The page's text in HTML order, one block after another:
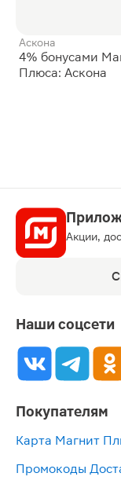
Аскона
4% бонусами
Плюса: Аскона
Акции,
Наши соцсети
Покупателям
Карта Магнит
Промокоды